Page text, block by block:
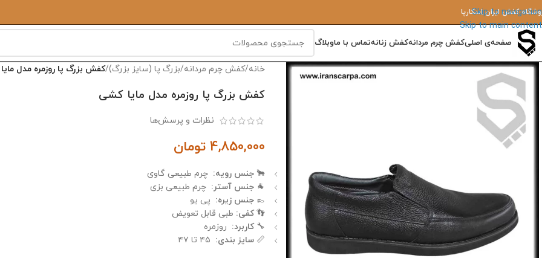
Skip to navigation
Skip to main content
کفش ایران‌ اِسکارپا
صفحه‌ی اصلیکفش چرم مردانهکفش زنانهتماس با ماوبلاگ
خانه/کفش چرم مردانه/بزرگ پا (سایز بزرگ)/کفش بزرگ پا روزمره مدل
کفش بزرگ پا روزمره مدل مایا کشی
نظرات و پرسش‌ها
4,850,000 تومان
🐂 جنس رویه: چرم طبیعی گاوی
🐐 جنس آستر: چرم طبیعی بزی
👞 جنس زیره: پی یو
👣کفی: طبی قابل تعویض
🔧کاربرد: روزمره
📏 سایز بندی: